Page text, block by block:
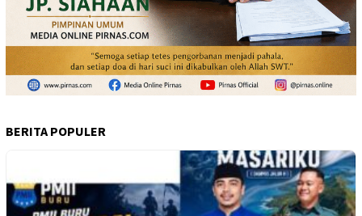
BERITA POPULER